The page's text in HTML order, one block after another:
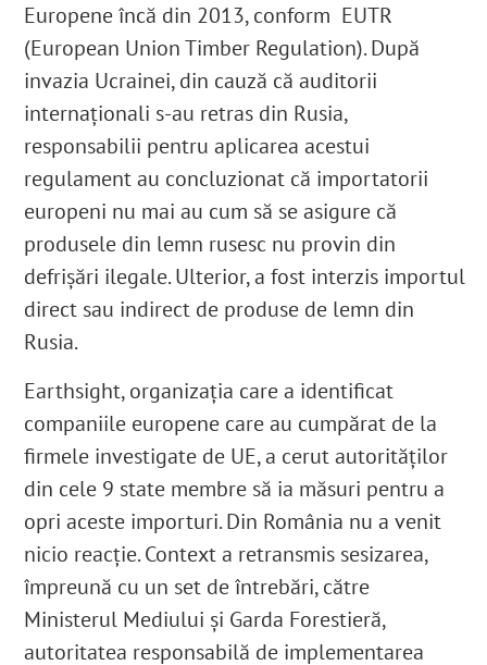
Europene încă din 2013, conform EUTR
(European Union Timber Regulation). După
invazia Ucrainei, din cauză că auditorii
internaționali s-au retras din Rusia,
responsabilii pentru aplicarea acestui
regulament au concluzionat că importatorii
europeni nu mai au cum să se asigure că
produsele din lemn rusesc nu provin din
defrișări ilegale. Ulterior, a fost interzis importul
direct sau indirect de produse de lemn din
Rusia.
Earthsight, organizația care a identificat
companiile europene care au cumpărat de la
firmele investigate de UE, a cerut autorităților
din cele 9 state membre să ia măsuri pentru a
opri aceste importuri.Din România nu a venit
nicio reacție. Context a retransmis sesizarea,
împreună cu un set de întrebări, către
Ministerul Mediului și Garda Forestieră,
autoritatea responsabilă de implementarea